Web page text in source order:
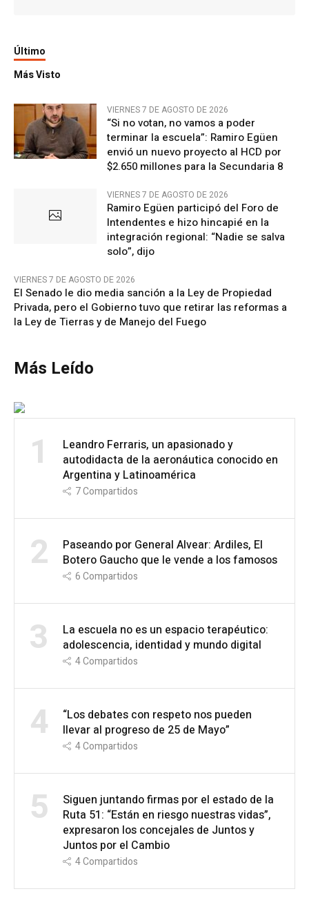
Último
Más Visto
VIERNES 7 DE AGOSTO DE 2026
“Si no votan, no vamos a poder
terminar la escuela”: Ramiro Egüen
envió un nuevo proyecto al HCD por
$2.650 millones para la Secundaria 8
VIERNES 7 DE AGOSTO DE 2026
Ramiro Egüen participó del Foro de
Intendentes e hizo hincapié en la
integración regional: “Nadie se salva
solo”, dijo
VIERNES 7 DE AGOSTO DE 2026
El Senado le dio media sanción a la Ley de Propiedad
Privada, pero el Gobierno tuvo que retirar las reformas a
la Ley de Tierras y de Manejo del Fuego
Más Leído
1
Leandro Ferraris, un apasionado y
autodidacta de la aeronáutica conocido en
Argentina y Latinoamérica
7Compartidos
2
Paseando por General Alvear: Ardiles, El
Botero Gaucho que le vende a los famosos
6Compartidos
3
La escuela no es un espacio terapéutico:
adolescencia, identidad y mundo digital
4Compartidos
4
“Los debates con respeto nos pueden
llevar al progreso de 25 de Mayo”
4Compartidos
5
Siguen juntando firmas por el estado de la
Ruta 51: “Están en riesgo nuestras vidas”,
expresaron los concejales de Juntos y
Juntos por el Cambio
4Compartidos